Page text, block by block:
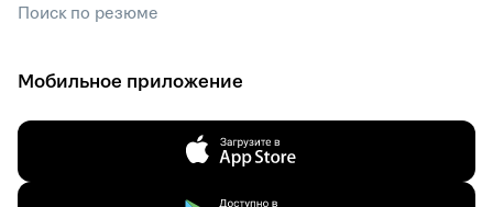
Поиск по резюме
Мобильное приложение